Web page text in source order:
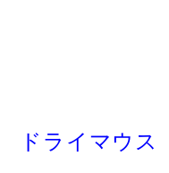
ドライマウス